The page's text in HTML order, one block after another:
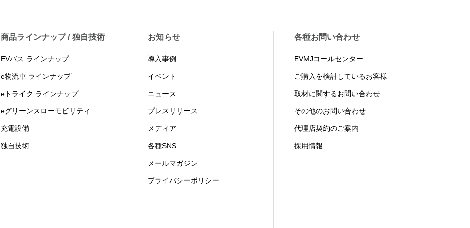
商品ラインナップ / 独自技術
EVバス ラインナップ
e物流車 ラインナップ
eトライク ラインナップ
eグリーンスローモビリティ
充電設備
独自技術
お知らせ
導入事例
イベント
ニュース
プレスリリース
メディア
各種SNS
メールマガジン
プライバシーポリシー
各種お問い合わせ
EVMJコールセンター
ご購入を検討しているお客様
取材に関するお問い合わせ
その他のお問い合わせ
代理店契約のご案内
採用情報